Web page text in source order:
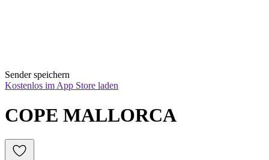
Sender speichern
Kostenlos im App Store laden
COPE MALLORCA